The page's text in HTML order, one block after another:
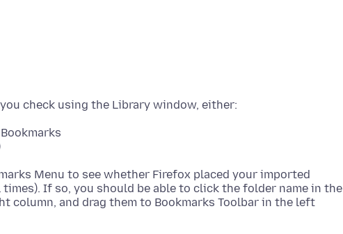
Menu to see whether Firefox placed your imported
times). If so, you should be able to click the folder name in the
column, and drag them to Bookmarks Toolbar in the left